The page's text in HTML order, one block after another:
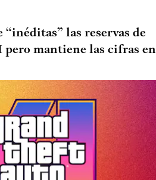
las reservas de
pero mantiene las cifras en